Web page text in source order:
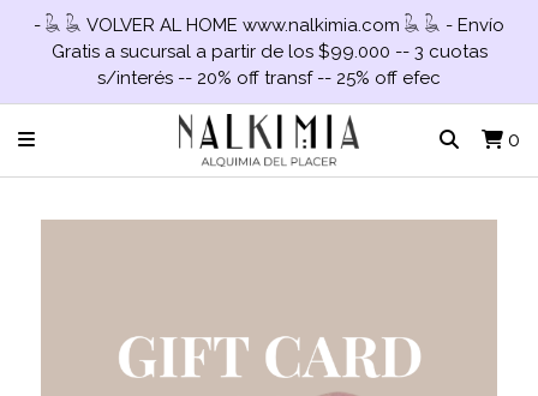
- 𓆘 𓆘 VOLVER AL HOME www.nalkimia.com 𓆘 𓆘 - Envío
Gratis a sucursal a partir de los $99.000 -- 3 cuotas
s/interés -- 20% off transf -- 25% off efec
0